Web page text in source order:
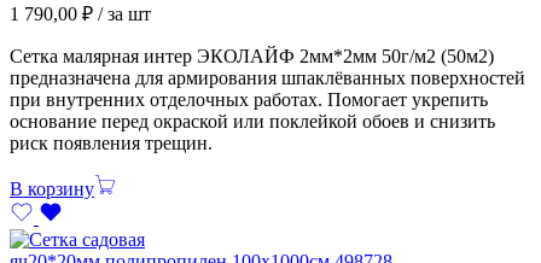
1 790,00 ₽ / за шт
Сетка малярная интер ЭКОЛАЙФ 2мм*2мм 50г/м2 (50м2)
предназначена для армирования шпаклёванных поверхностей
при внутренних отделочных работах. Помогает укрепить
основание перед окраской или поклейкой обоев и снизить
риск появления трещин.
В корзину